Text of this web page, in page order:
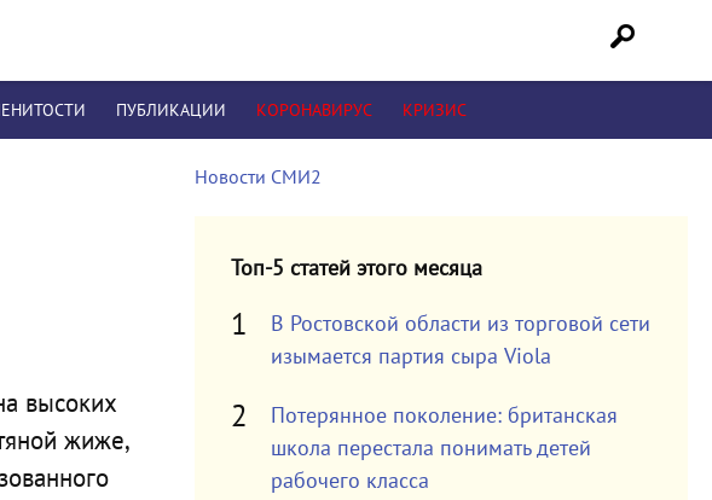
ПУБЛИКАЦИИ КОРОНАВИРУС КРИЗИС
высоких
жиже,
Новости СМИ2
Топ-5 статей этого месяца
В Ростовской области из торговой сети
изымается партия сыра Viola
Потерянное поколение: британская
школа перестала понимать детей
рабочего класса